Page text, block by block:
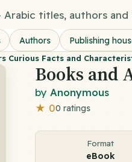
Authors Publishing
Curious Facts and
Books and
by Anonymous
★ 00 ratings
Format
eBook